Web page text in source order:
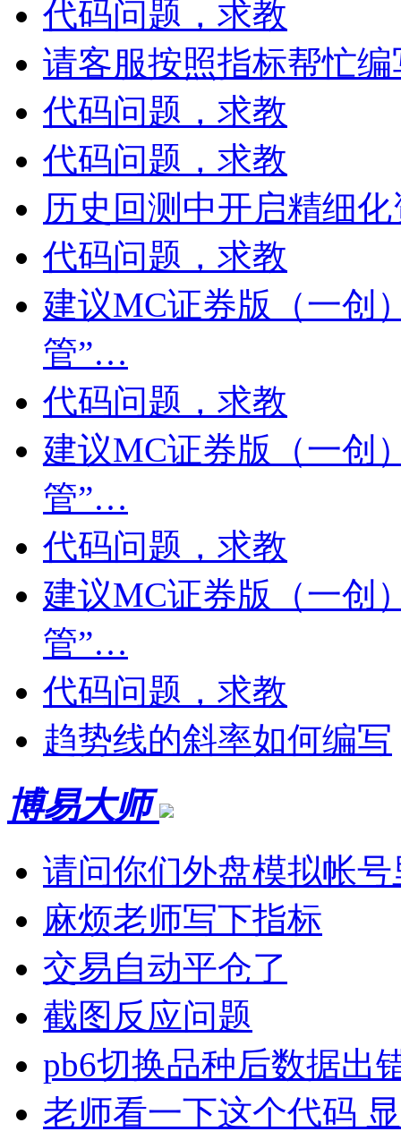
代码问题，求教
请客服按照指标帮忙
代码问题，求教
代码问题，求教
历史回测中开启精细
代码问题，求教
建议MC证券版（一创
管”…
代码问题，求教
建议MC证券版（一创
管”…
代码问题，求教
建议MC证券版（一创
管”…
代码问题，求教
趋势线的斜率如何编写
博易大师
请问你们外盘模拟帐
麻烦老师写下指标
交易自动平仓了
截图反应问题
pb6切换品种后数据出
老师看一下这个代码